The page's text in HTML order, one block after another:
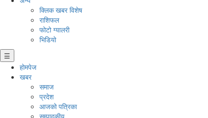
क्लिक खबर विशेष
राशिफल
फोटो ग्यालरी
भिडियो
☰
होमपेज
खबर
समाज
प्रदेश
आजको पत्रिका